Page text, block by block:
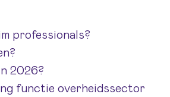
professionals?
2026?
functie overheidssector